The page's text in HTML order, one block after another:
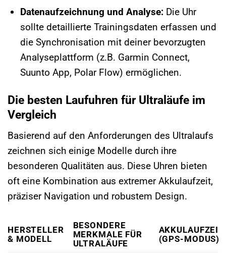
Datenaufzeichnung und Analyse:Die Uhr
sollte detaillierte Trainingsdaten erfassen und
die Synchronisation mit deiner bevorzugten
Analyseplattform (z.B. Garmin Connect,
Suunto App, Polar Flow) ermöglichen.
Die besten Laufuhren für Ultraläufe im
Vergleich
Basierend auf den Anforderungen des Ultralaufs
zeichnen sich einige Modelle durch ihre
besonderen Qualitäten aus. Diese Uhren bieten
oft eine Kombination aus extremer Akkulaufzeit,
präziser Navigation und robustem Design.
HERSTELLER
& MODELL
BESONDERE
MERKMALE FÜR
ULTRALÄUFE
AKKULAUFZEIT
(GPS-MODUS)